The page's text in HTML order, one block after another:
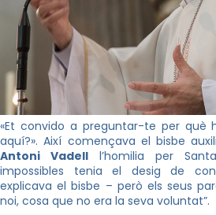
«Et convido a preguntar-te per què
aquí?». Així començava el bisbe
Antoni Vadell l’homilia per
impossibles tenia el desig de
explicava el bisbe – però els seus
noi, cosa que no era la seva voluntat”.